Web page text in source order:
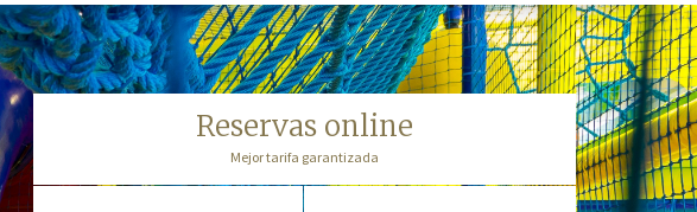
reservas online
Mejor tarifa garantizada